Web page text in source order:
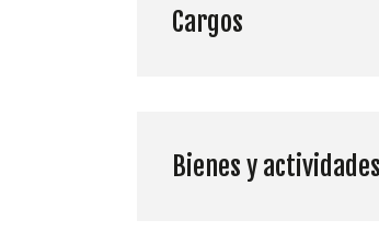
Cargos
Bienes y actividades